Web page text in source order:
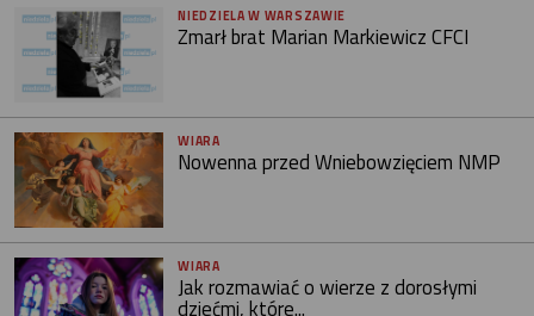
NIEDZIELA W WARSZAWIE
Zmarł brat Marian Markiewicz CFCI
WIARA
Nowenna przed Wniebowzięciem NMP
WIARA
Jak rozmawiać o wierze z dorosłymi
dziećmi, które...